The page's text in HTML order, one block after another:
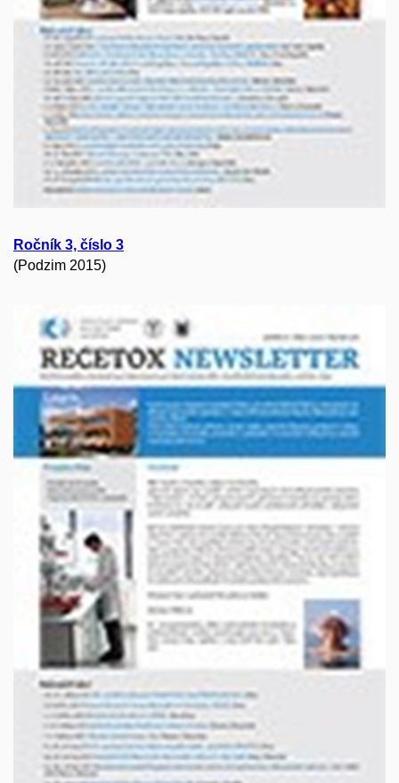
Ročník 3, číslo 3
(Podzim 2015)